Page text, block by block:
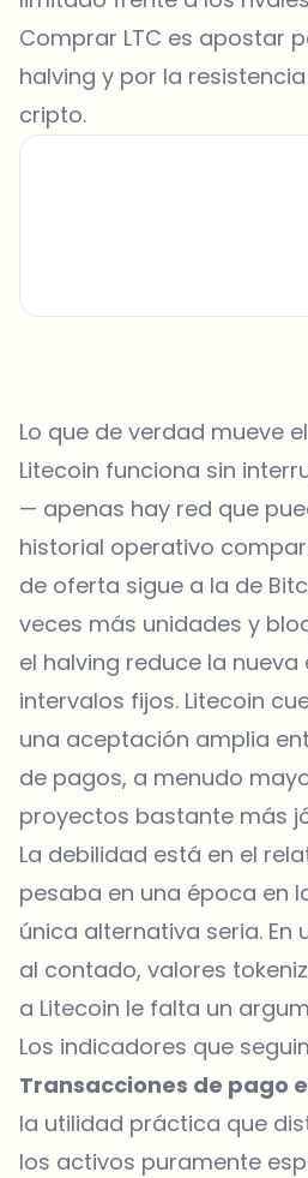
Comprar LTC es apostar
halving y por la
cripto.
Lo que de verdad mueve
Litecoin funciona sin
— apenas hay red que
historial operativo
de oferta sigue a la de
veces más unidades y
el halving reduce la nueva
intervalos fijos. Litecoin
una aceptación amplia
de pagos, a menudo
proyectos bastante más
La debilidad está en el
pesaba en una época en
única alternativa seria. En
al contado, valores
a Litecoin le falta un
Los indicadores que
Transacciones de pago
la utilidad práctica que
los activos puramente